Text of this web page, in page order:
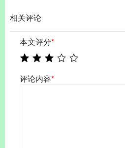
相关评论
本文评分*
评论内容*